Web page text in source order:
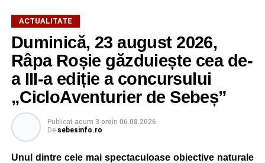
ACTUALITATE
Duminică, 23 august 2026,
Râpa Roșie găzduiește cea de-
a III-a ediție a concursului
„CicloAventurier de Sebeș”
Publicat acum 3 oreîn 06.08.2026
De sebesinfo.ro
Unul dintre cele mai spectaculoase obiective naturale